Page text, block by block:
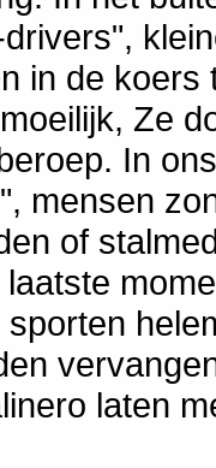
in de
Ze
In
mensen
of
laten